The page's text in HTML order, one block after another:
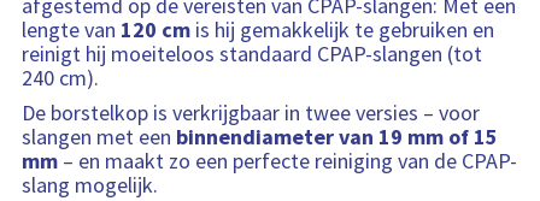
afgestemd op de vereisten van CPAP-slangen: Met een
lengte van 120 cm is hij gemakkelijk te gebruiken en
reinigt hij moeiteloos standaard CPAP-slangen (tot
240 cm).
De borstelkop is verkrijgbaar in twee versies – voor
slangen met een binnendiameter van 19 mm of 15
mm – en maakt zo een perfecte reiniging van de CPAP-
slang mogelijk.